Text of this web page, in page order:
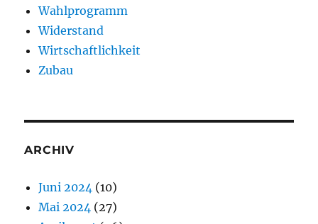
Wahlprogramm
Widerstand
Wirtschaftlichkeit
Zubau
ARCHIV
Juni 2024 (10)
Mai 2024 (27)